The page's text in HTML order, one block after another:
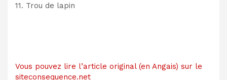
11. Trou de lapin
Vous pouvez lire l’article original (en Angais) sur le
siteconsequence.net